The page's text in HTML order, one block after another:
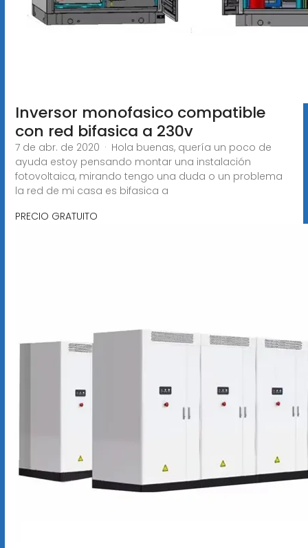
Inversor monofasico compatible
con red bifasica a 230v
7 de abr. de 2020 · Hola buenas, quería un poco de
ayuda estoy pensando montar una instalación
fotovoltaica, mirando tengo una duda o un problema
la red de mi casa es bifasica a
PRECIO GRATUITO